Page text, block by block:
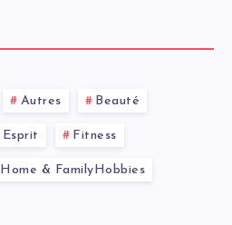
Autres Beauté
Esprit Fitness
Home & FamilyHobbies